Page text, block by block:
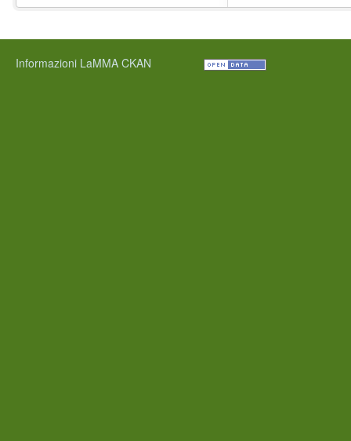
Informazioni LaMMA CKAN